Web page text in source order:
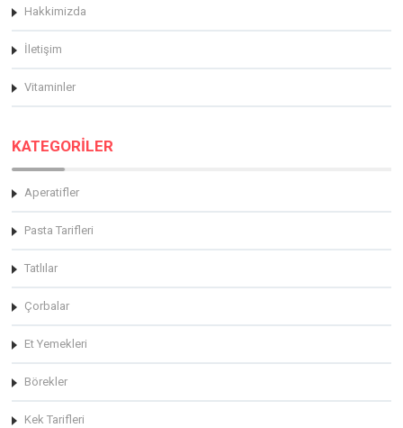
Hakkimizda
İletişim
Vitaminler
KATEGORİLER
Aperatifler
Pasta Tarifleri
Tatlılar
Çorbalar
Et Yemekleri
Börekler
Kek Tarifleri